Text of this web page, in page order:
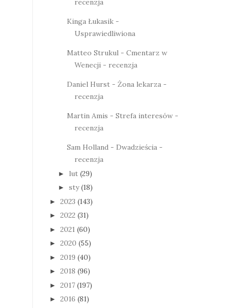
recenzja
Kinga Łukasik -
Usprawiedliwiona
Matteo Strukul - Cmentarz w
Wenecji - recenzja
Daniel Hurst - Żona lekarza -
recenzja
Martin Amis - Strefa interesów -
recenzja
Sam Holland - Dwadzieścia -
recenzja
► lut (29)
► sty (18)
► 2023 (143)
► 2022 (31)
► 2021 (60)
► 2020 (55)
► 2019 (40)
► 2018 (96)
► 2017 (197)
► 2016 (81)